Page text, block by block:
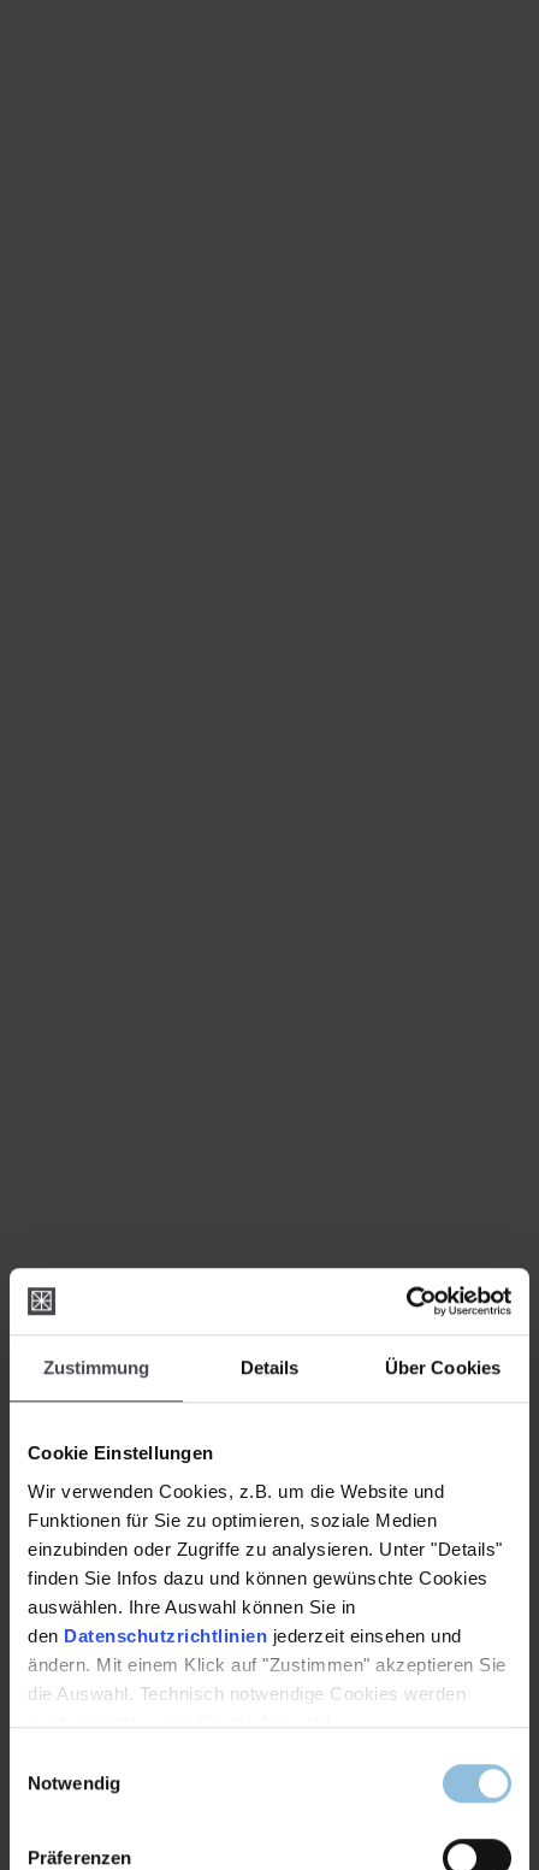
Zustimmung Details Über Cookies
Cookie Einstellungen
Wir verwenden Cookies, z.B. um die Website und
Funktionen für Sie zu optimieren, soziale Medien
einzubinden oder Zugriffe zu analysieren. Unter "Details"
finden Sie Infos dazu und können gewünschte Cookies
auswählen. Ihre Auswahl können Sie in
den Datenschutzrichtlinien jederzeit einsehen und
ändern. Mit einem Klick auf "Zustimmen" akzeptieren Sie
die Auswahl. Technisch notwendige Cookies werden
auch gesetzt, wenn Sie die Auswahl
Notwendig
Präferenzen